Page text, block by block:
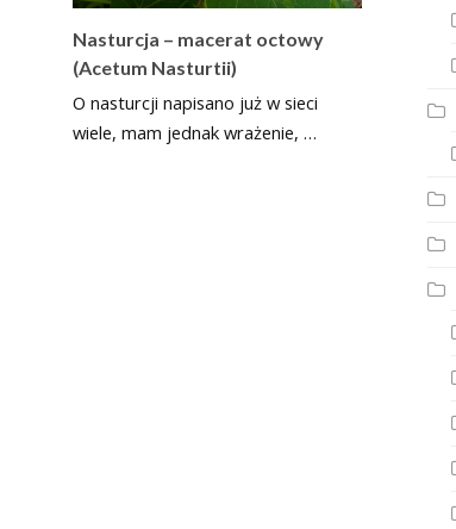
Nasturcja – macerat octowy
(Acetum Nasturtii)
O nasturcji napisano już w sieci
wiele, mam jednak wrażenie, …